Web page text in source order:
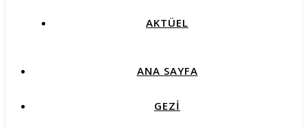
AKTÜEL
ANA SAYFA
GEZİ